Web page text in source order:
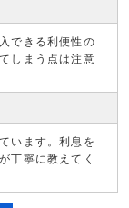
できる利便性の
しまう点は注意
います。利息を
丁寧に教えてく